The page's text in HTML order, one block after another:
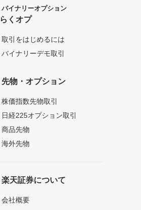
バイナリーオプション
らくオプ
取引をはじめるには
バイナリーデモ取引
先物・オプション
株価指数先物取引
日経225オプション取引
商品先物
海外先物
楽天証券について
会社概要